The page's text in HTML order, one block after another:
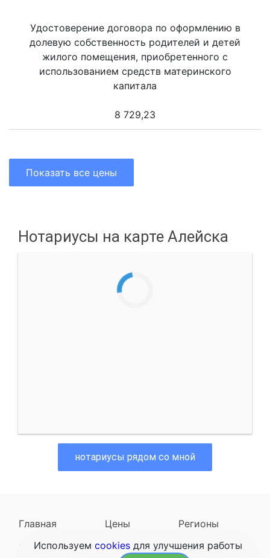
Удостоверение договора по оформлению в
долевую собственность родителей и детей
жилого помещения, приобретенного с
использованием средств материнского
капитала
8 729,23
Показать все цены
Нотариусы на карте Алейска
нотариусы рядом со мной
Главная Цены
Регионы
Наследодатели
Задать вопрос
Используем cookies для улучшения работы